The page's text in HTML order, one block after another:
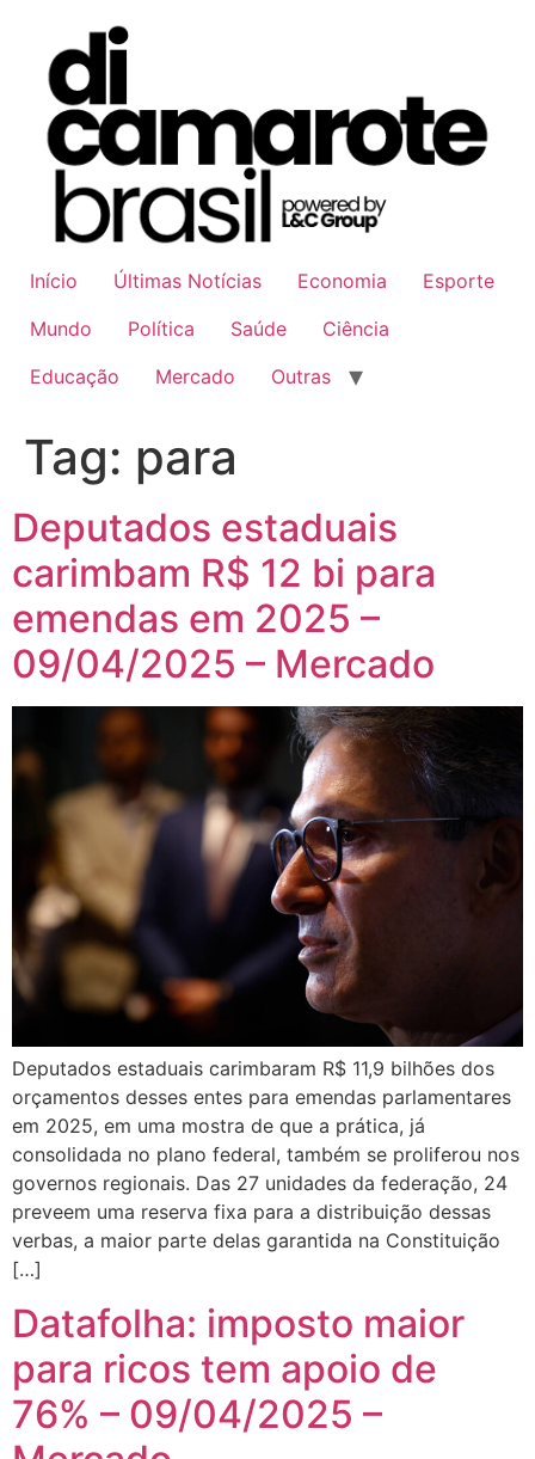
conteúdo
Início Últimas Notícias Economia
Esporte
Mundo
Política Saúde
Ciência
Educação
Mercado Outras
Tag: para
Deputados estaduais
carimbam R$ 12 bi para
emendas em 2025 –
09/04/2025 – Mercado
Deputados estaduais carimbaram R$ 11,9 bilhões dos
orçamentos desses entes para emendas parlamentares
em 2025, em uma mostra de que a prática, já
consolidada no plano federal, também se proliferou nos
governos regionais. Das 27 unidades da federação, 24
preveem uma reserva fixa para a distribuição dessas
verbas, a maior parte delas garantida na Constituição
[…]
Datafolha: imposto maior
para ricos tem apoio de
76% – 09/04/2025 –